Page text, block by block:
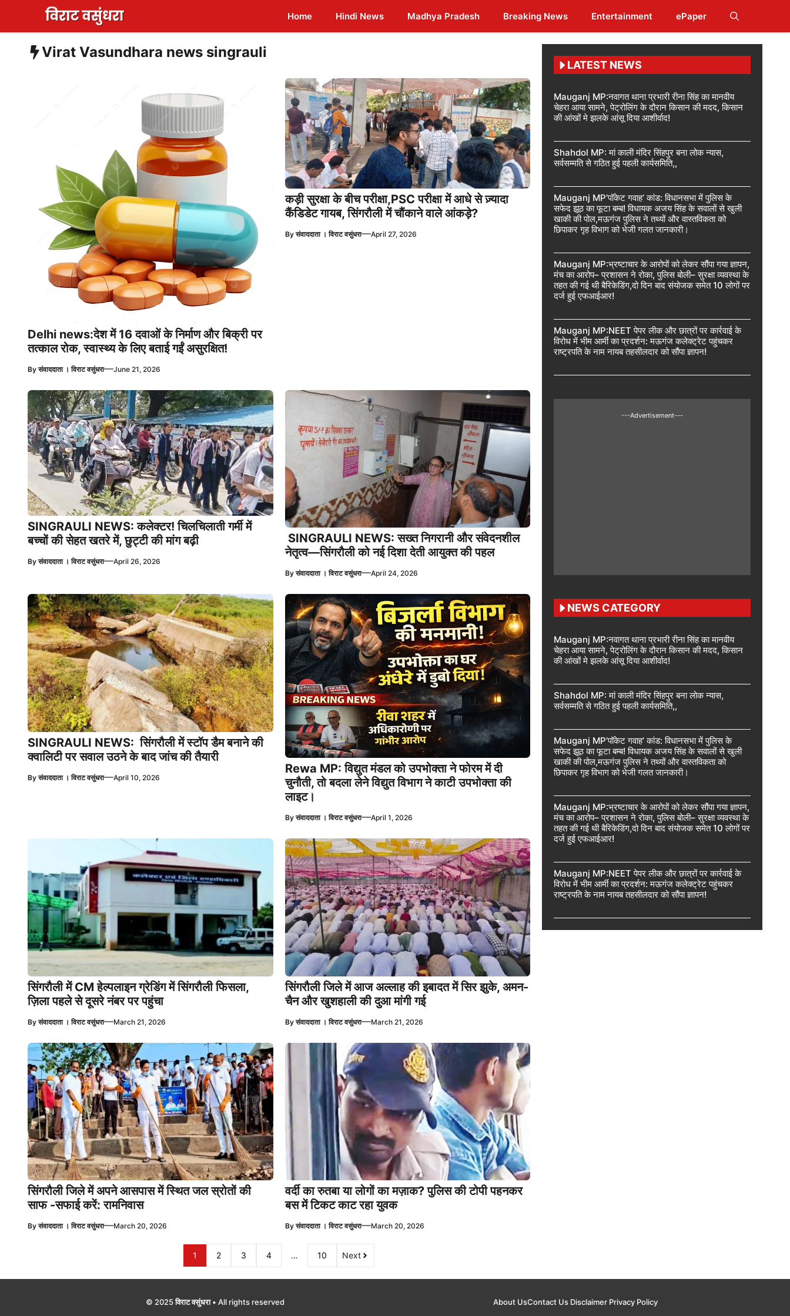
content
Home Hindi News Madhya Pradesh Breaking News Entertainment ePaper
Virat Vasundhara news singrauli
Delhi news:देश में 16 दवाओं के निर्माण और बिक्री पर
तत्काल रोक, स्वास्थ्य के लिए बताई गईं असुरक्षित!
Byसंवाददाता । विराट वसुंधरा—June 21, 2026
कड़ी सुरक्षा के बीच परीक्षा,PSC परीक्षा में आधे से ज़्यादा
कैंडिडेट गायब, सिंगरौली में चौंकाने वाले आंकड़े?
Byसंवाददाता । विराट वसुंधरा—April 27, 2026
SINGRAULI NEWS: कलेक्टर! चिलचिलाती गर्मी में
बच्चों की सेहत खतरे में, छुट्टी की मांग बढ़ी
Byसंवाददाता । विराट वसुंधरा—April 26, 2026
SINGRAULI NEWS: सख्त निगरानी और संवेदनशील
नेतृत्व—सिंगरौली को नई दिशा देती आयुक्त की पहल
Byसंवाददाता । विराट वसुंधरा—April 24, 2026
SINGRAULI NEWS: सिंगरौली में स्टॉप डैम बनाने की
क्वालिटी पर सवाल उठने के बाद जांच की तैयारी
Byसंवाददाता । विराट वसुंधरा—April 10, 2026
Rewa MP: विद्युत मंडल को उपभोक्ता ने फोरम में दी
चुनौती, तो बदला लेने विद्युत विभाग ने काटी उपभोक्ता की
लाइट।
Byसंवाददाता । विराट वसुंधरा—April 1, 2026
सिंगरौली में CM हेल्पलाइन ग्रेडिंग में सिंगरौली फिसला,
ज़िला पहले से दूसरे नंबर पर पहुंचा
Byसंवाददाता । विराट वसुंधरा—March 21, 2026
सिंगरौली जिले में आज अल्लाह की इबादत में सिर झुके, अमन-
चैन और खुशहाली की दुआ मांगी गई
Byसंवाददाता । विराट वसुंधरा—March 21, 2026
सिंगरौली जिले में अपने आसपास में स्थित जल स्रोतों की
साफ -सफाई करें: रामनिवास
Byसंवाददाता । विराट वसुंधरा—March 20, 2026
वर्दी का रुतबा या लोगों का मज़ाक? पुलिस की टोपी पहनकर
बस में टिकट काट रहा युवक
Byसंवाददाता । विराट वसुंधरा—March 20, 2026
1 2 3 4 … 10 Next
LATEST NEWS
Mauganj MP:नवागत थाना प्रभारी रीना सिंह का मानवीय
चेहरा आया सामने, पेट्रोलिंग के दौरान किसान की मदद, किसान
की आंखों मे झलके आंसू दिया आशीर्वाद!
Shahdol MP: मां काली मंदिर सिंहपुर बना लोक न्यास,
सर्वसम्मति से गठित हुई पहली कार्यसमिति,,
Mauganj MP’पॉकेट गवाह’ कांड: विधानसभा में पुलिस के
सफेद झूठ का फूटा बम्ब! विधायक अजय सिंह के सवालों से खुली
खाकी की पोल,मऊगंज पुलिस ने तथ्यों और वास्तविकता को
छिपाकर गृह विभाग को भेजी गलत जानकारी।
Mauganj MP:भ्रष्टाचार के आरोपों को लेकर सौंपा गया ज्ञापन,
मंच का आरोप– प्रशासन ने रोका, पुलिस बोली– सुरक्षा व्यवस्था के
तहत की गई थी बैरिकेडिंग,दो दिन बाद संयोजक समेत 10 लोगों पर
दर्ज हुई एफआईआर!
Mauganj MP:NEET पेपर लीक और छात्रों पर कार्रवाई के
विरोध में भीम आर्मी का प्रदर्शन: मऊगंज कलेक्ट्रेट पहुंचकर
राष्ट्रपति के नाम नायब तहसीलदार को सौंपा ज्ञापन!
---Advertisement---
NEWS CATEGORY
Mauganj MP:नवागत थाना प्रभारी रीना सिंह का मानवीय
चेहरा आया सामने, पेट्रोलिंग के दौरान किसान की मदद, किसान
की आंखों मे झलके आंसू दिया आशीर्वाद!
Shahdol MP: मां काली मंदिर सिंहपुर बना लोक न्यास,
सर्वसम्मति से गठित हुई पहली कार्यसमिति,,
Mauganj MP’पॉकेट गवाह’ कांड: विधानसभा में पुलिस के
सफेद झूठ का फूटा बम्ब! विधायक अजय सिंह के सवालों से खुली
खाकी की पोल,मऊगंज पुलिस ने तथ्यों और वास्तविकता को
छिपाकर गृह विभाग को भेजी गलत जानकारी।
Mauganj MP:भ्रष्टाचार के आरोपों को लेकर सौंपा गया ज्ञापन,
मंच का आरोप– प्रशासन ने रोका, पुलिस बोली– सुरक्षा व्यवस्था के
तहत की गई थी बैरिकेडिंग,दो दिन बाद संयोजक समेत 10 लोगों पर
दर्ज हुई एफआईआर!
Mauganj MP:NEET पेपर लीक और छात्रों पर कार्रवाई के
विरोध में भीम आर्मी का प्रदर्शन: मऊगंज कलेक्ट्रेट पहुंचकर
राष्ट्रपति के नाम नायब तहसीलदार को सौंपा ज्ञापन!
© 2025विराट वसुंधरा• All rights reserved About UsContact Us Disclaimer Privacy Policy